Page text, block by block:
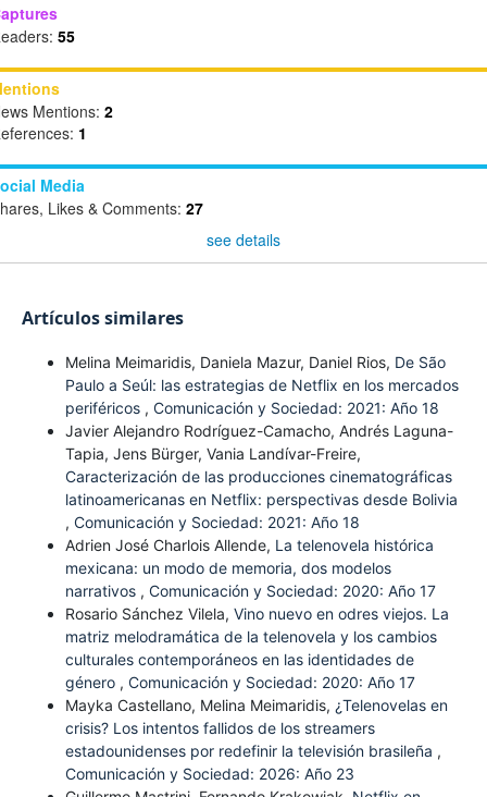
55
Mentions: 2
1
Media
Likes & Comments: 27
see details
Artículos similares
Melina Meimaridis, Daniela Mazur, Daniel Rios, De São
Paulo a Seúl: las estrategias de Netflix en los mercados
periféricos , Comunicación y Sociedad: 2021: Año 18
Javier Alejandro Rodríguez-Camacho, Andrés Laguna-
Tapia, Jens Bürger, Vania Landívar-Freire,
Caracterización de las producciones cinematográficas
latinoamericanas en Netflix: perspectivas desde Bolivia
, Comunicación y Sociedad: 2021: Año 18
Adrien José Charlois Allende, La telenovela histórica
mexicana: un modo de memoria, dos modelos
narrativos , Comunicación y Sociedad: 2020: Año 17
Rosario Sánchez Vilela, Vino nuevo en odres viejos. La
matriz melodramática de la telenovela y los cambios
culturales contemporáneos en las identidades de
género , Comunicación y Sociedad: 2020: Año 17
Mayka Castellano, Melina Meimaridis, ¿Telenovelas en
crisis? Los intentos fallidos de los streamers
estadounidenses por redefinir la televisión brasileña ,
Comunicación y Sociedad: 2026: Año 23